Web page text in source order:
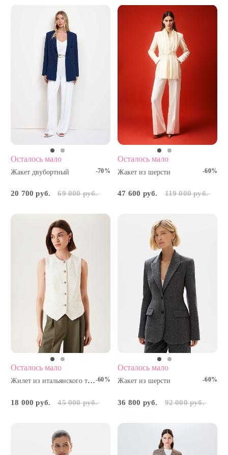
Осталось мало
Жакет двубортный -70%
20 700 руб. 69 000 руб.
Осталось мало
Жакет из шерсти -60%
47 600 руб. 119 000 руб.
Осталось мало
Жилет из итальянского твида-60%
18 000 руб. 45 000 руб.
Осталось мало
Жакет из шерсти -60%
36 800 руб. 92 000 руб.